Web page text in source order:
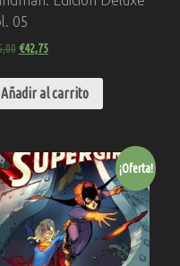
05
€42,75
Añadir al carrito
¡Oferta!